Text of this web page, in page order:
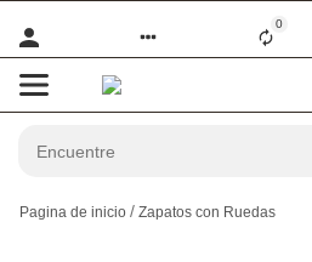
0
Pagina de inicio Zapatos con Ruedas